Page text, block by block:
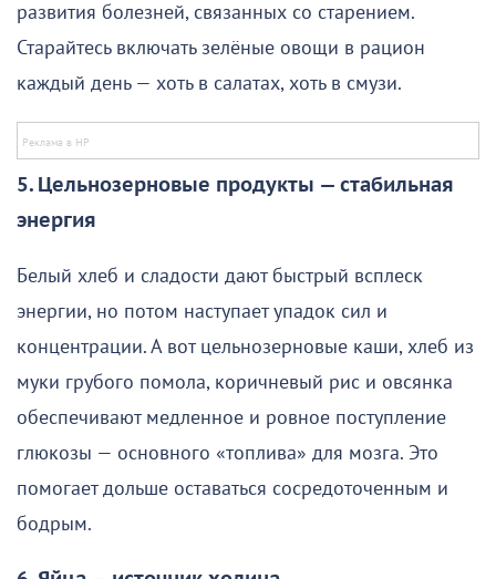
развития болезней, связанных со старением.
Старайтесь включать зелёные овощи в рацион
каждый день — хоть в салатах, хоть в смузи.
5. Цельнозерновые продукты — стабильная
энергия
Белый хлеб и сладости дают быстрый всплеск
энергии, но потом наступает упадок сил и
концентрации. А вот цельнозерновые каши, хлеб из
муки грубого помола, коричневый рис и овсянка
обеспечивают медленное и ровное поступление
глюкозы — основного «топлива» для мозга. Это
помогает дольше оставаться сосредоточенным и
бодрым.